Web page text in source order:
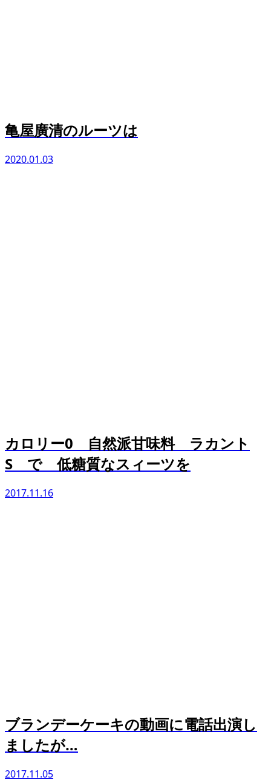
亀屋廣清のルーツは
2020.01.03
カロリー0 自然派甘味料 ラカント
S で 低糖質なスィーツを
2017.11.16
ブランデーケーキの動画に電話出演し
ましたが…
2017.11.05